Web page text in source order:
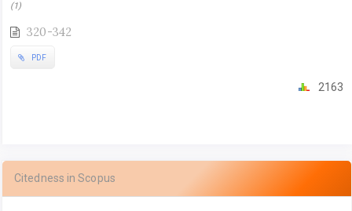
(1)
320-342
PDF
2163
Citedness in Scopus